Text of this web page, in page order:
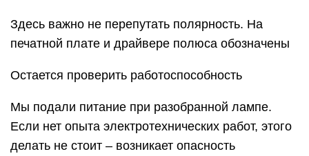
Здесь важно не перепутать полярность. На
печатной плате и драйвере полюса обозначены
Остается проверить работоспособность
Мы подали питание при разобранной лампе.
Если нет опыта электротехнических работ, этого
делать не стоит – возникает опасность